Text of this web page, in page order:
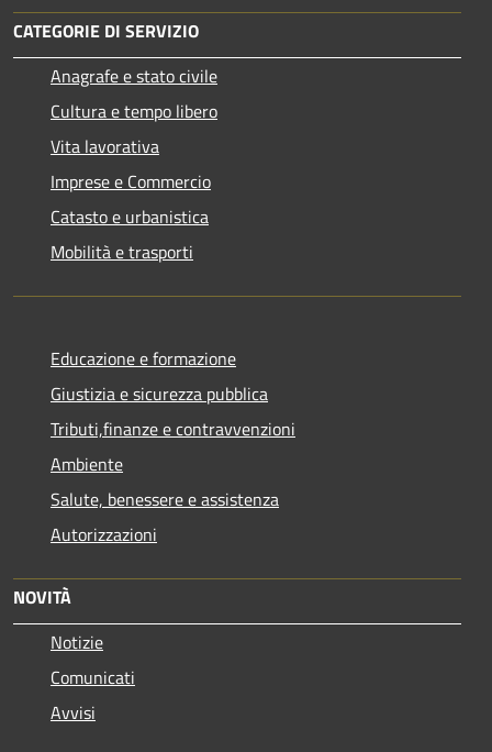
CATEGORIE DI SERVIZIO
Anagrafe e stato civile
Cultura e tempo libero
Vita lavorativa
Imprese e Commercio
Catasto e urbanistica
Mobilità e trasporti
Educazione e formazione
Giustizia e sicurezza pubblica
Tributi,finanze e contravvenzioni
Ambiente
Salute, benessere e assistenza
Autorizzazioni
NOVITÀ
Notizie
Comunicati
Avvisi